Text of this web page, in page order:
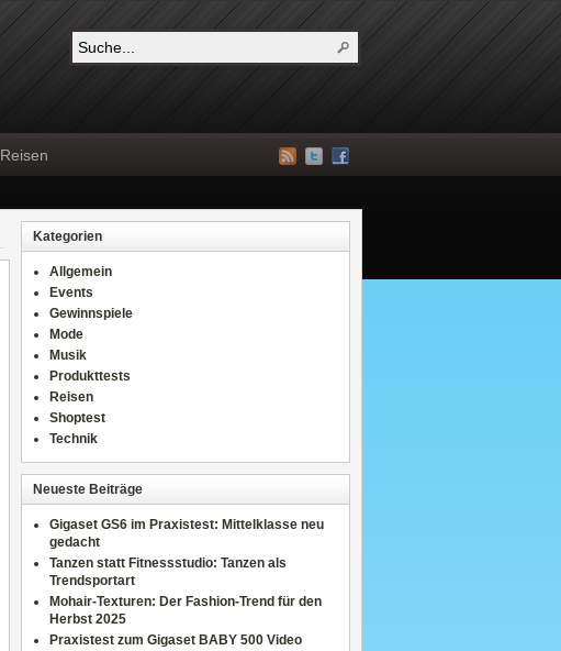
Reisen
Kategorien
Allgemein
Events
Gewinnspiele
Mode
Musik
Produkttests
Reisen
Shoptest
Technik
Neueste Beiträge
Gigaset GS6 im Praxistest: Mittelklasse neu
gedacht
Tanzen statt Fitnessstudio: Tanzen als
Trendsportart
Mohair-Texturen: Der Fashion-Trend für den
Herbst 2025
Praxistest zum Gigaset BABY 500 Video